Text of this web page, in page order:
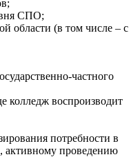
СПО;
области (в том числе – с
частного
колледж воспроизводит
потребности в
активному проведению